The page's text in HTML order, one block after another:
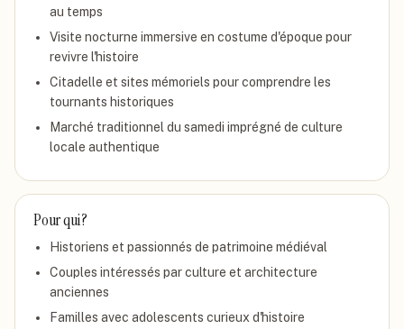
au temps
Visite nocturne immersive en costume d'époque pour
revivre l'histoire
Citadelle et sites mémoriels pour comprendre les
tournants historiques
Marché traditionnel du samedi imprégné de culture
locale authentique
Pour qui ?
Historiens et passionnés de patrimoine médiéval
Couples intéressés par culture et architecture
anciennes
Familles avec adolescents curieux d'histoire